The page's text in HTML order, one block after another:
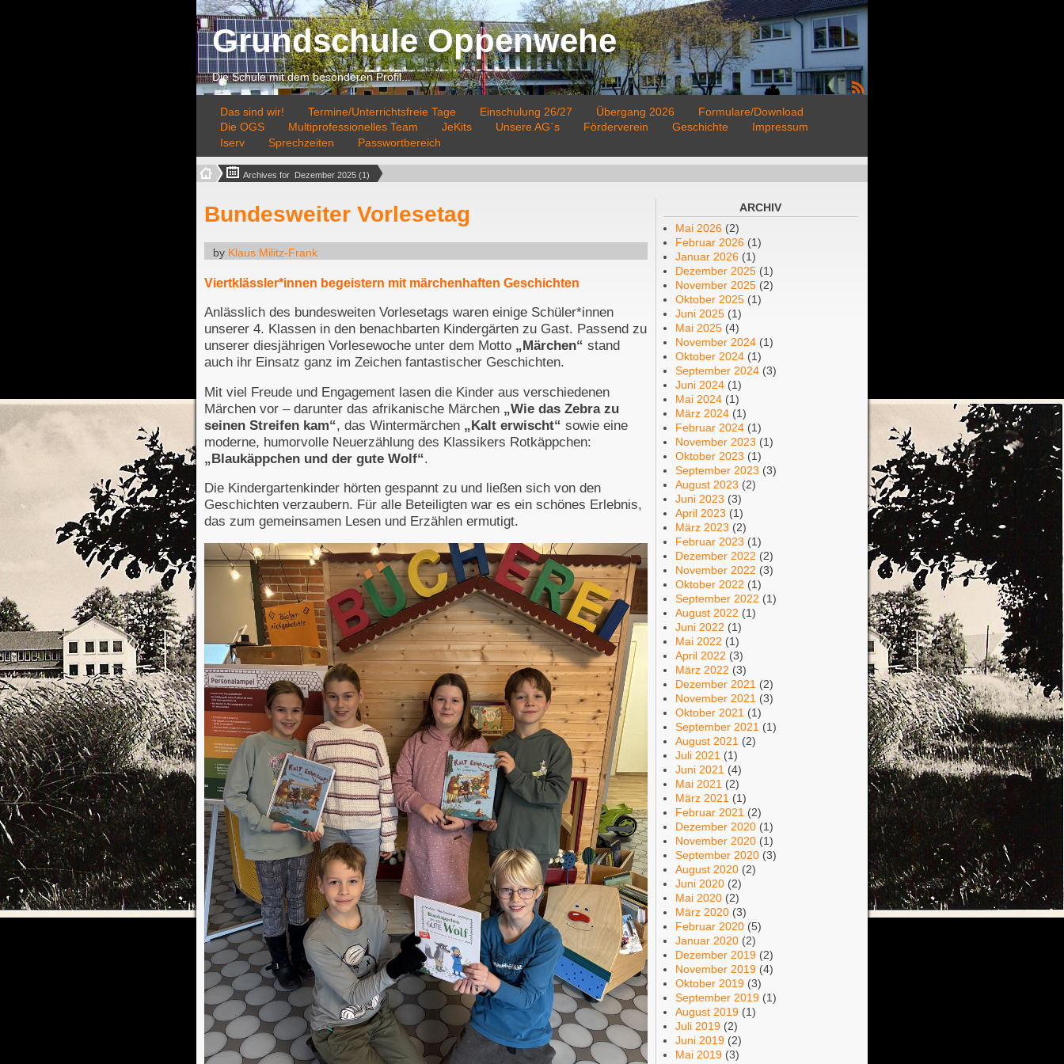
Grundschule Oppenwehe
Die Schule mit dem besonderen Profil...
Das sind wir! Termine/Unterrichtsfreie Tage Einschulung 26/27 Übergang 2026
Formulare/Download
Die OGS
Multiprofessionelles Team JeKits Unsere AG`s Förderverein Geschichte
Impressum
Iserv
Sprechzeiten Passwortbereich
Archives for  Dezember 2025 (1)
Bundesweiter Vorlesetag
by Klaus Militz-Frank
Viertklässler*innen begeistern mit märchenhaften Geschichten
Anlässlich des bundesweiten Vorlesetags waren einige Schüler*innen
unserer 4. Klassen in den benachbarten Kindergärten zu Gast. Passend zu
unserer diesjährigen Vorlesewoche unter dem Motto „Märchen“ stand
auch ihr Einsatz ganz im Zeichen fantastischer Geschichten.
Mit viel Freude und Engagement lasen die Kinder aus verschiedenen
Märchen vor – darunter das afrikanische Märchen „Wie das Zebra zu
seinen Streifen kam“, das Wintermärchen „Kalt erwischt“ sowie eine
moderne, humorvolle Neuerzählung des Klassikers Rotkäppchen:
„Blaukäppchen und der gute Wolf“.
Die Kindergartenkinder hörten gespannt zu und ließen sich von den
Geschichten verzaubern. Für alle Beteiligten war es ein schönes Erlebnis,
das zum gemeinsamen Lesen und Erzählen ermutigt.
ARCHIV
Mai 2026 (2)
Februar 2026 (1)
Januar 2026 (1)
Dezember 2025 (1)
November 2025 (2)
Oktober 2025 (1)
Juni 2025 (1)
Mai 2025 (4)
November 2024 (1)
Oktober 2024 (1)
September 2024 (3)
Juni 2024 (1)
Mai 2024 (1)
März 2024 (1)
Februar 2024 (1)
November 2023 (1)
Oktober 2023 (1)
September 2023 (3)
August 2023 (2)
Juni 2023 (3)
April 2023 (1)
März 2023 (2)
Februar 2023 (1)
Dezember 2022 (2)
November 2022 (3)
Oktober 2022 (1)
September 2022 (1)
August 2022 (1)
Juni 2022 (1)
Mai 2022 (1)
April 2022 (3)
März 2022 (3)
Dezember 2021 (2)
November 2021 (3)
Oktober 2021 (1)
September 2021 (1)
August 2021 (2)
Juli 2021 (1)
Juni 2021 (4)
Mai 2021 (2)
März 2021 (1)
Februar 2021 (2)
Dezember 2020 (1)
November 2020 (1)
September 2020 (3)
August 2020 (2)
Juni 2020 (2)
Mai 2020 (2)
März 2020 (3)
Februar 2020 (5)
Januar 2020 (2)
Dezember 2019 (2)
November 2019 (4)
Oktober 2019 (3)
September 2019 (1)
August 2019 (1)
Juli 2019 (2)
Juni 2019 (2)
Mai 2019 (3)